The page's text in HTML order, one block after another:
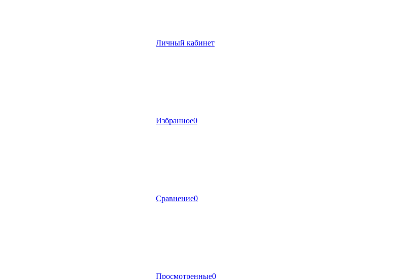
Личный кабинет
Избранное0
Сравнение0
Просмотренные0